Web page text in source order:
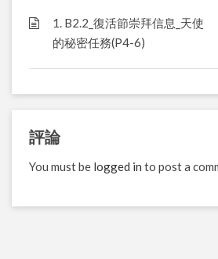
1. B2.2_復活節崇拜信息_天使
的秘密任務(P4-6)
評論
You must be logged in to post a